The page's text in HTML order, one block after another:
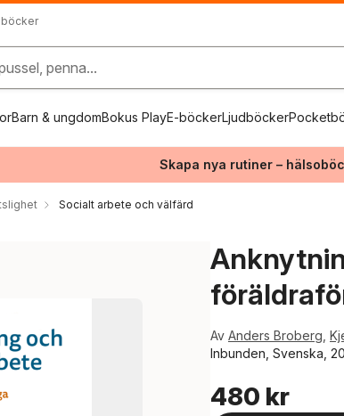
böcker
penna...
Barn & ungdomBokus PlayE-böckerLjudböcker
Skapa nya rutiner –
Socialt arbete och välfärd
Av Anders Broberg
Inbunden, Svenska,
480 kr